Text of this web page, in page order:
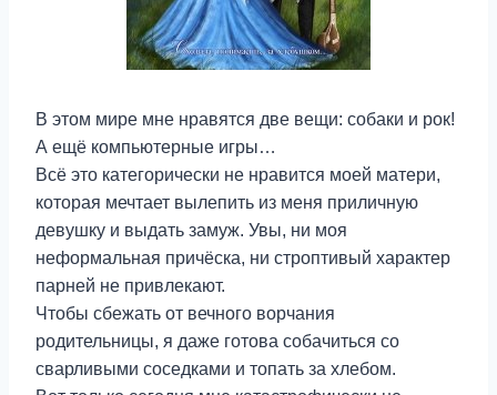
В этом мире мне нравятся две вещи: собаки и рок!
А ещё компьютерные игры…
Всё это категорически не нравится моей матери,
которая мечтает вылепить из меня приличную
девушку и выдать замуж. Увы, ни моя
неформальная причёска, ни строптивый характер
парней не привлекают.
Чтобы сбежать от вечного ворчания
родительницы, я даже готова собачиться со
сварливыми соседками и топать за хлебом.